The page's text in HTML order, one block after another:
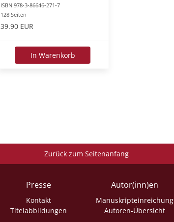
ISBN 978-3-86646-271-7
128 Seiten
39.90 EUR
In Warenkorb
Zurück zum Seitenanfang
Presse
Kontakt
Titelabbildungen
Autor(inn)en
Manuskripteinreichung
Autoren-Übersicht